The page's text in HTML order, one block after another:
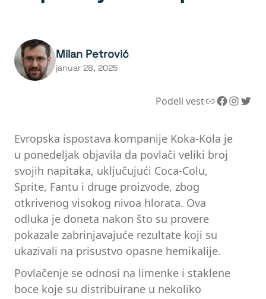
Milan Petrović
januar 28, 2025
Podeli vestLink Facebook InstagramTwitter
Evropska ispostava kompanije Koka-Kola je
u ponedeljak objavila da povlači veliki broj
svojih napitaka, uključujući Coca-Colu,
Sprite, Fantu i druge proizvode, zbog
otkrivenog visokog nivoa hlorata. Ova
odluka je doneta nakon što su provere
pokazale zabrinjavajuće rezultate koji su
ukazivali na prisustvo opasne hemikalije.
Povlačenje se odnosi na limenke i staklene
boce koje su distribuirane u nekoliko